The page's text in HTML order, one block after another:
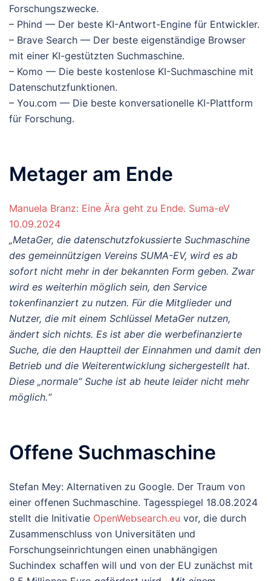
Forschungszwecke.
– Phind — Der beste KI-Antwort-Engine für Entwickler.
– Brave Search — Der beste eigenständige Browser
mit einer KI-gestützten Suchmaschine.
– Komo — Die beste kostenlose KI-Suchmaschine mit
Datenschutzfunktionen.
– You.com — Die beste konversationelle KI-Plattform
für Forschung.
Metager am Ende
Manuela Branz: Eine Ära geht zu Ende. Suma-eV
10.09.2024
„MetaGer, die datenschutzfokussierte Suchmaschine
des gemeinnützigen Vereins SUMA-EV, wird es ab
sofort nicht mehr in der bekannten Form geben. Zwar
wird es weiterhin möglich sein, den Service
tokenfinanziert zu nutzen. Für die Mitglieder und
Nutzer, die mit einem Schlüssel MetaGer nutzen,
ändert sich nichts. Es ist aber die werbefinanzierte
Suche, die den Hauptteil der Einnahmen und damit den
Betrieb und die Weiterentwicklung sichergestellt hat.
Diese „normale“ Suche ist ab heute leider nicht mehr
möglich.“
Offene Suchmaschine
Stefan Mey: Alternativen zu Google. Der Traum von
einer offenen Suchmaschine. Tagesspiegel 18.08.2024
stellt die Initivatie OpenWebsearch.eu vor, die durch
Zusammenschluss von Universitäten und
Forschungseinrichtungen einen unabhängigen
Suchindex schaffen will und von der EU zunächst mit